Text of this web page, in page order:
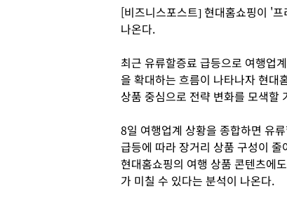
[비즈니스포스트] 현대홈쇼핑이 '
나온다.
최근 유류할증료 급등으로 여행업
을 확대하는 흐름이 나타나자 현대
상품 중심으로 전략 변화를 모색할
8일 여행업계 상황을 종합하면 유
급등에 따라 장거리 상품 구성이 줄
현대홈쇼핑의 여행 상품 콘텐츠에
가 미칠 수 있다는 분석이 나온다.